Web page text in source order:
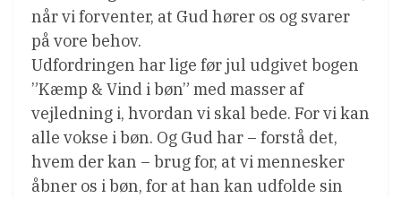
når vi forventer, at Gud hører os og svarer
på vore behov.
Udfordringen har lige før jul udgivet bogen
”Kæmp & Vind i bøn” med masser af
vejledning i, hvordan vi skal bede. For vi kan
alle vokse i bøn. Og Gud har – forstå det,
hvem der kan – brug for, at vi mennesker
åbner os i bøn, for at han kan udfolde sin